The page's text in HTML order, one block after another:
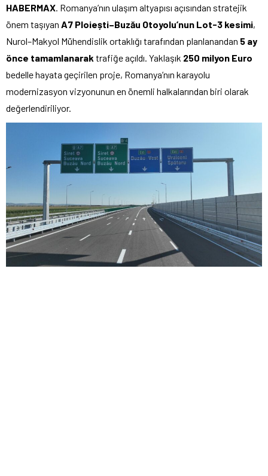
HABERMAX . Romanya’nın ulaşım altyapısı açısından stratejik
önem taşıyan A7 Ploiești–Buzău Otoyolu’nun Lot-3 kesimi,
Nurol–Makyol Mühendislik ortaklığı tarafından planlanandan 5 ay
önce tamamlanarak trafiğe açıldı. Yaklaşık 250 milyon Euro
bedelle hayata geçirilen proje, Romanya’nın karayolu
modernizasyon vizyonunun en önemli halkalarından biri olarak
değerlendiriliyor.